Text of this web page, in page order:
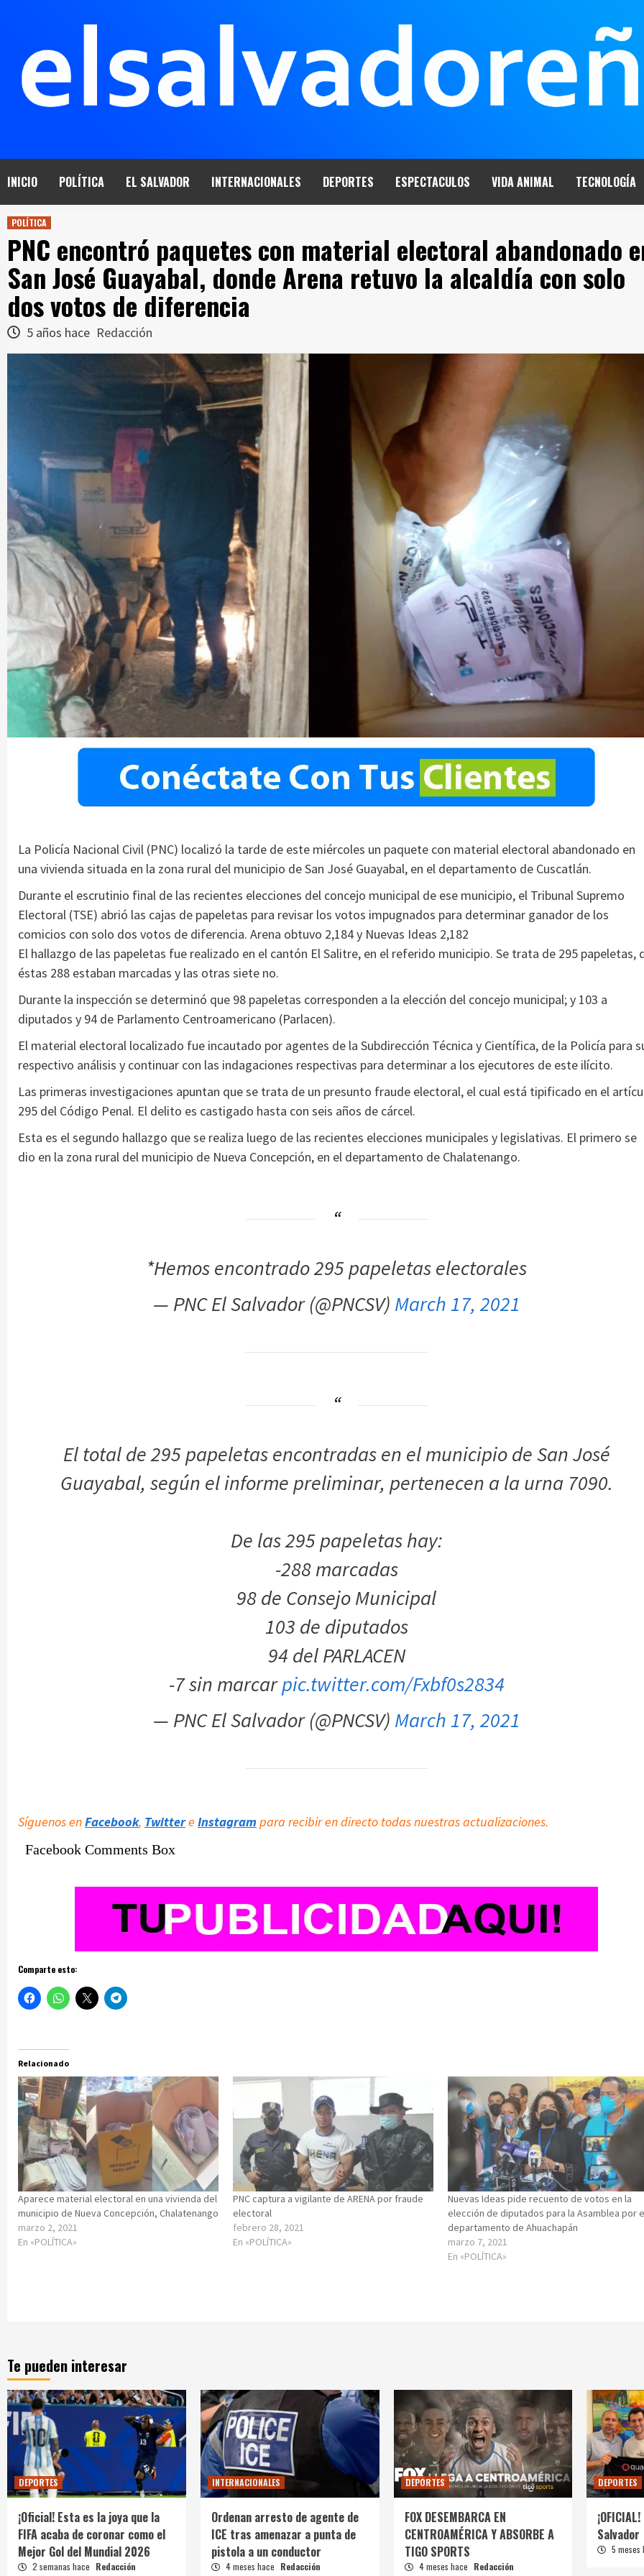
INICIO POLÍTICA EL SALVADOR INTERNACIONALES DEPORTES ESPECTACULOS VIDA ANIMAL TECNOLOGÍA
POLÍTICA
PNC encontró paquetes con material electoral abandonado
San José Guayabal, donde Arena retuvo la alcaldía con solo
dos votos de diferencia
5 años hace Redacción
La Policía Nacional Civil (PNC) localizó la tarde de este miércoles un paquete con material electoral abandonado en
una vivienda situada en la zona rural del municipio de San José Guayabal, en el departamento de Cuscatlán.
Durante el escrutinio final de las recientes elecciones del concejo municipal de ese municipio, el Tribunal Supremo
Electoral (TSE) abrió las cajas de papeletas para revisar los votos impugnados para determinar ganador de los
comicios con solo dos votos de diferencia. Arena obtuvo 2,184 y Nuevas Ideas 2,182
El hallazgo de las papeletas fue realizado en el cantón El Salitre, en el referido municipio. Se trata de 295 papeletas,
éstas 288 estaban marcadas y las otras siete no.
Durante la inspección se determinó que 98 papeletas corresponden a la elección del concejo municipal; y 103 a
diputados y 94 de Parlamento Centroamericano (Parlacen).
El material electoral localizado fue incautado por agentes de la Subdirección Técnica y Científica, de la Policía para
respectivo análisis y continuar con las indagaciones respectivas para determinar a los ejecutores de este ilícito.
Las primeras investigaciones apuntan que se trata de un presunto fraude electoral, el cual está tipificado en el
295 del Código Penal. El delito es castigado hasta con seis años de cárcel.
Esta es el segundo hallazgo que se realiza luego de las recientes elecciones municipales y legislativas. El primero se
dio en la zona rural del municipio de Nueva Concepción, en el departamento de Chalatenango.
*Hemos encontrado 295 papeletas electorales
— PNC El Salvador (@PNCSV) March 17, 2021
El total de 295 papeletas encontradas en el municipio de San José
Guayabal, según el informe preliminar, pertenecen a la urna 7090.
De las 295 papeletas hay:
-288 marcadas
98 de Consejo Municipal
103 de diputados
94 del PARLACEN
-7 sin marcarpic.twitter.com/Fxbf0s2834
— PNC El Salvador (@PNCSV) March 17, 2021
Síguenos enFacebook, Twittere Instagram para recibir en directo todas nuestras actualizaciones.
Facebook Comments Box
Comparte esto:
Relacionado
Aparece material electoral en una vivienda del
municipio de Nueva Concepción, Chalatenango
marzo 2, 2021
En «POLÍTICA»
PNC captura a vigilante de ARENA por fraude
electoral
febrero 28, 2021
En «POLÍTICA»
Nuevas Ideas pide recuento de votos en la
elección de diputados para la Asamblea por
departamento de Ahuachapán
marzo 7, 2021
En «POLÍTICA»
Te pueden interesar
DEPORTES
¡Oficial! Esta es la joya que la
FIFA acaba de coronar como el
Mejor Gol del Mundial 2026
2 semanas hace Redacción
INTERNACIONALES
Ordenan arresto de agente de
ICE tras amenazar a punta de
pistola a un conductor
4 meses hace Redacción
DEPORTES
FOX DESEMBARCA EN
CENTROAMÉRICA Y ABSORBE A
TIGO SPORTS
4 meses hace Redacción
DEPORTES
Salvador
5